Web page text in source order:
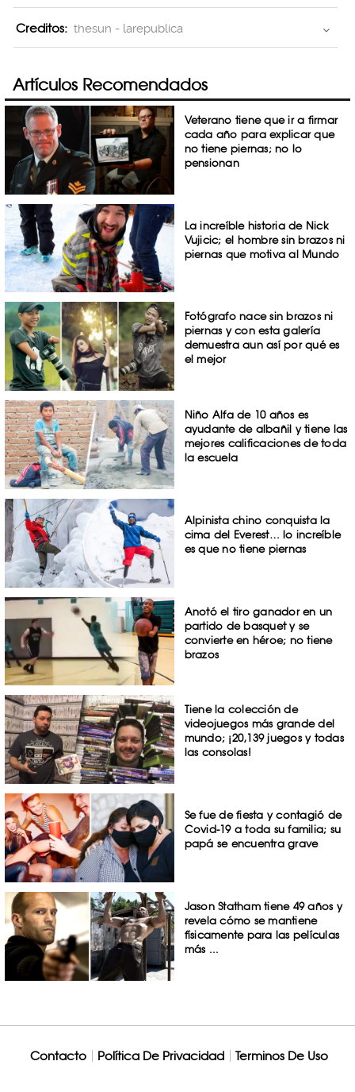
Creditos: thesun - larepublica
Artículos Recomendados
Veterano tiene que ir a firmar
cada año para explicar que
no tiene piernas; no lo
pensionan
La increíble historia de Nick
Vujicic; el hombre sin brazos ni
piernas que motiva al Mundo
Fotógrafo nace sin brazos ni
piernas y con esta galería
demuestra aun así por qué es
el mejor
Niño Alfa de 10 años es
ayudante de albañil y tiene las
mejores calificaciones de toda
la escuela
Alpinista chino conquista la
cima del Everest… lo increíble
es que no tiene piernas
Anotó el tiro ganador en un
partido de basquet y se
convierte en héroe; no tiene
brazos
Tiene la colección de
videojuegos más grande del
mundo; ¡20,139 juegos y todas
las consolas!
Se fue de fiesta y contagió de
Covid-19 a toda su familia; su
papá se encuentra grave
Jason Statham tiene 49 años y
revela cómo se mantiene
físicamente para las películas
más ...
Contacto Política De Privacidad Terminos De Uso